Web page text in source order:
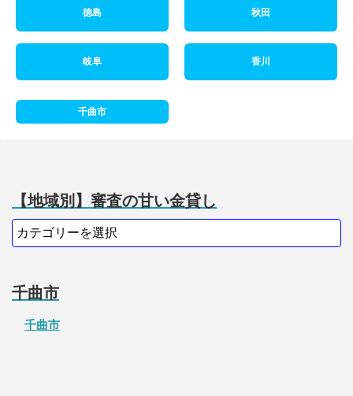
徳島 秋田
岐阜 香川
千曲市
【地域別】審査の甘い金貸し
千曲市
千曲市